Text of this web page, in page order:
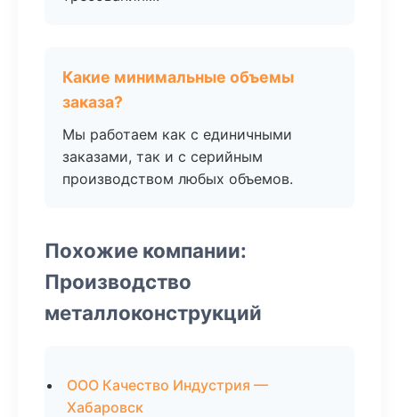
Какие минимальные объемы
заказа?
Мы работаем как с единичными
заказами, так и с серийным
производством любых объемов.
Похожие компании:
Производство
металлоконструкций
ООО Качество Индустрия —
Хабаровск